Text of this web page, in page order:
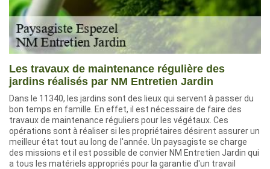
Les travaux de maintenance régulière des
jardins réalisés par NM Entretien Jardin
Dans le 11340, les jardins sont des lieux qui servent à passer du
bon temps en famille. En effet, il est nécessaire de faire des
travaux de maintenance réguliers pour les végétaux. Ces
opérations sont à réaliser si les propriétaires désirent assurer un
meilleur état tout au long de l'année. Un paysagiste se charge
des missions et il est possible de convier NM Entretien Jardin qui
a tous les matériels appropriés pour la garantie d'un travail